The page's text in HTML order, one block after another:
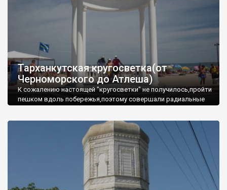
Тарханкутская кругосветка(от
Черноморского до Атлеша)
К сожалению настоящей "кругосветки" не получилось,пройти
пешком вдоль побережья,поэтому совершали радиальные